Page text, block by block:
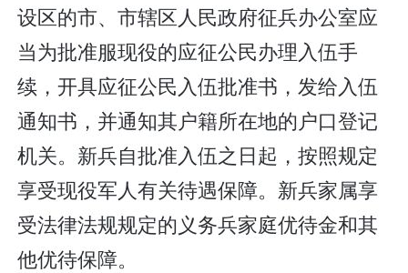
设区的市、市辖区人民政府征兵办公室应
当为批准服现役的应征公民办理入伍手
续，开具应征公民入伍批准书，发给入伍
通知书，并通知其户籍所在地的户口登记
机关。新兵自批准入伍之日起，按照规定
享受现役军人有关待遇保障。新兵家属享
受法律法规规定的义务兵家庭优待金和其
他优待保障。